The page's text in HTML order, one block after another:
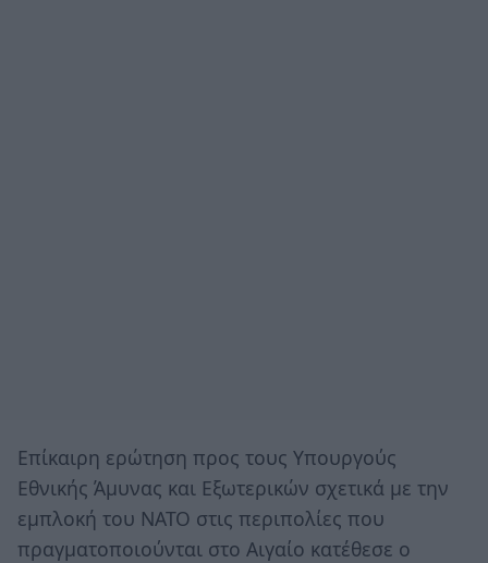
Επίκαιρη ερώτηση προς τους Υπουργούς
Εθνικής Άμυνας και Εξωτερικών σχετικά με την
εμπλοκή του ΝΑΤΟ στις περιπολίες που
πραγματοποιούνται στο Αιγαίο κατέθεσε ο